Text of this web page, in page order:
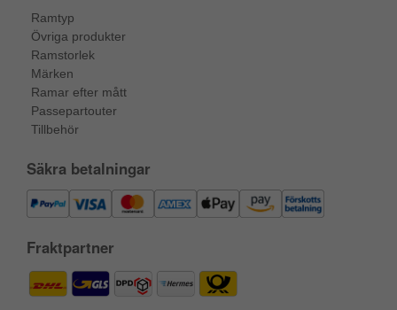
Ramtyp
Övriga produkter
Ramstorlek
Märken
Ramar efter mått
Passepartouter
Tillbehör
Säkra betalningar
Fraktpartner